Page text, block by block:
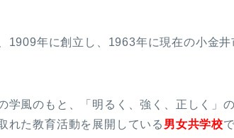
1909年に創立し、1963年に現在の小金井
学風のもと、「明るく、強く、正しく」
れた教育活動を展開している 男女共学校